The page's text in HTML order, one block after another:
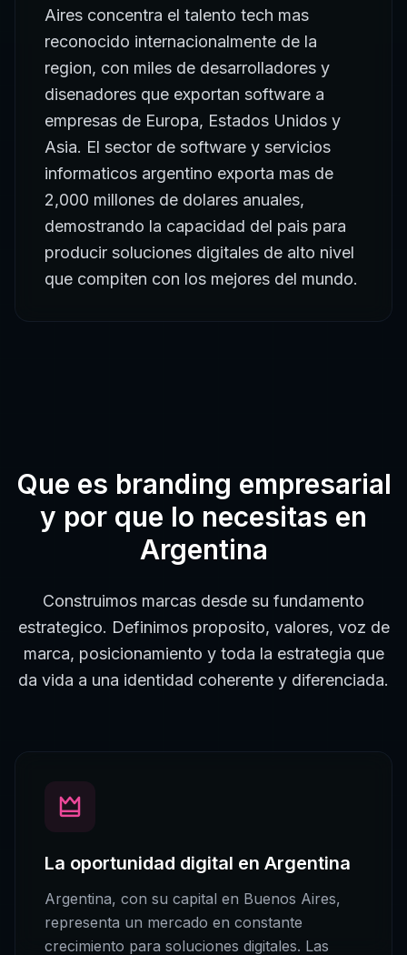
Aires concentra el talento tech mas
reconocido internacionalmente de la
region, con miles de desarrolladores y
disenadores que exportan software a
empresas de Europa, Estados Unidos y
Asia. El sector de software y servicios
informaticos argentino exporta mas de
2,000 millones de dolares anuales,
demostrando la capacidad del pais para
producir soluciones digitales de alto nivel
que compiten con los mejores del mundo.
Que es branding empresarial
y por que lo necesitas en
Argentina
Construimos marcas desde su fundamento
estrategico. Definimos proposito, valores, voz de
marca, posicionamiento y toda la estrategia que
da vida a una identidad coherente y diferenciada.
La oportunidad digital en Argentina
Argentina, con su capital en Buenos Aires,
representa un mercado en constante
crecimiento para soluciones digitales. Las